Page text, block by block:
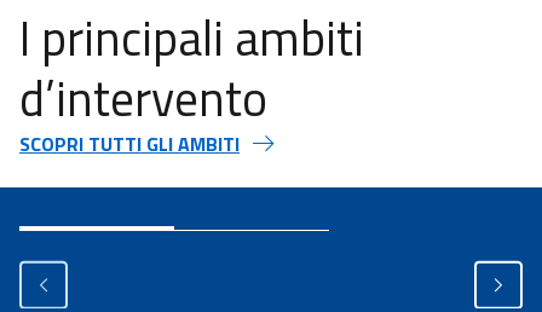
I principali ambiti
d’intervento
SCOPRI TUTTI GLI AMBITI